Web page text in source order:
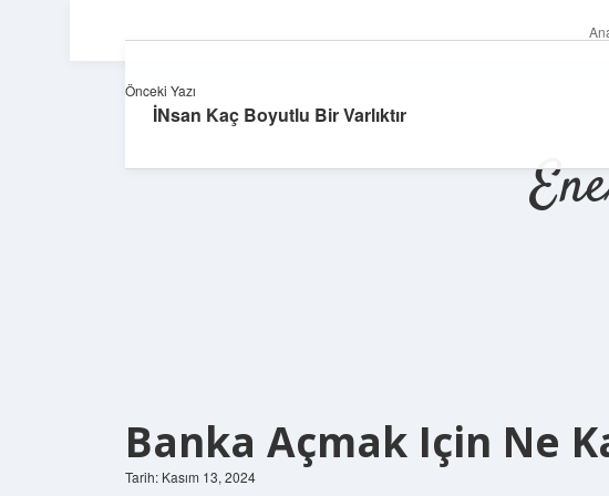
Banka Açmak Için Ne
Tarih: Kasım 13, 2024
Önceki Yazı
İNsan Kaç Boyutlu Bir Varlıktır